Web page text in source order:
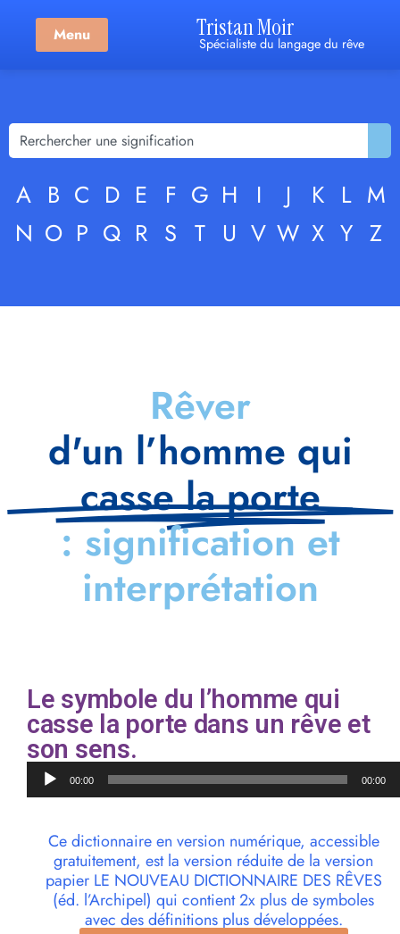
Menu Tristan Moir
Spécialiste du langage du rêve
A B C D E F G H I J K L M
N O P Q R S T U V W X Y Z
Rêver
d'un l’homme qui
casse la porte
: signification et
interprétation
Le symbole du l’homme qui
casse la porte dans un rêve et
son sens.
Lecteur
audio00:00 00:00
Ce dictionnaire en version numérique, accessible
gratuitement, est la version réduite de la version
papier LE NOUVEAU DICTIONNAIRE DES RÊVES
(éd. l’Archipel) qui contient 2x plus de symboles
avec des définitions plus développées.